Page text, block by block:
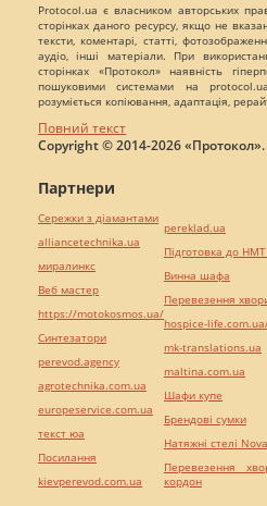
Protocol.ua є власником авторських
сторінках даного ресурсу, якщо не
тексти, коментарі, статті,
аудіо, інші матеріали. При
сторінках «Протокол» наявність
пошуковими системами на
розуміється копіювання, адаптація,
Повний текст
Copyright © 2014-2026 «Протокол».
Партнери
Сережки з діамантами
alliancetechnika.ua
миралинкс
Веб мастер
https://motokosmos.ua/
Синтезатори
perevod.agency
agrotechnika.com.ua
europeservice.com.ua
текст юа
Посилання
kievperevod.com.ua
pereklad.ua
Підготовка до
Винна шафа
Перевезення
hospice-
mk-translations.ua
maltina.com.ua
Шафи купе
Брендові сумки
Натяжні стелі
Перевезення
кордон